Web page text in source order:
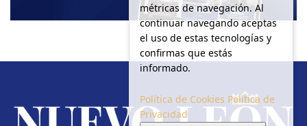
métricas de navegación. Al
continuar navegando aceptas
el uso de estas tecnologías y
confirmas que estás
informado.
Política de Cookies Política de
Privacidad